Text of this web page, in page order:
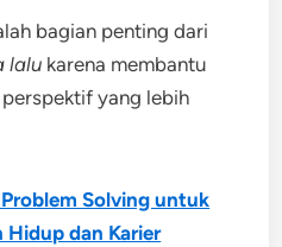
bagian penting dari
lalu karena membantu
yang lebih
Solving untuk
Hidup dan Karier